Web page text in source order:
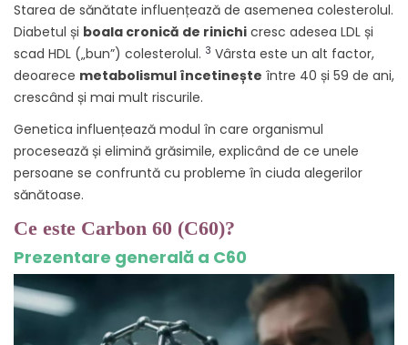
Starea de sănătate influențează de asemenea colesterolul.
Diabetul și boala cronică de rinichi cresc adesea LDL și
scad HDL („bun”) colesterolul. 3 Vârsta este un alt factor,
deoarece metabolismul încetinește între 40 și 59 de ani,
crescând și mai mult riscurile.
Genetica influențează modul în care organismul
procesează și elimină grăsimile, explicând de ce unele
persoane se confruntă cu probleme în ciuda alegerilor
sănătoase.
Ce este Carbon 60 (C60)?
Prezentare generală a C60